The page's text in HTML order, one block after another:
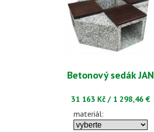
Betonový sedák JAN
31 163 Kč / 1 298,46 €
materiál: